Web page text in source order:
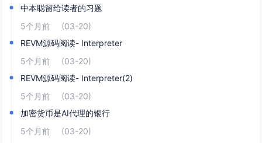
中本聪留给读者的习题
5个月前
(03-20)
REVM源码阅读- Interpreter
5个月前
(03-20)
REVM源码阅读- Interpreter(2)
5个月前
(03-20)
加密货币是AI代理的银行
5个月前
(03-20)